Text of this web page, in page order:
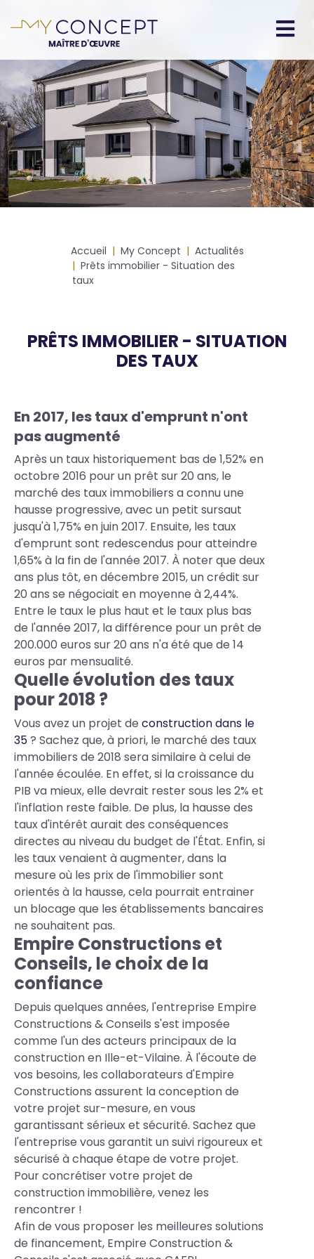
au
principal
principale
Fil
d'Ariane
Accueil My Concept
Actualités
Prêts immobilier - Situation des
taux
PRÊTS IMMOBILIER - SITUATION
DES TAUX
Body
En 2017, les taux d'emprunt n'ont
pas augmenté
Après un taux historiquement bas de 1,52% en
octobre 2016 pour un prêt sur 20 ans, le
marché des taux immobiliers a connu une
hausse progressive, avec un petit sursaut
jusqu'à 1,75% en juin 2017. Ensuite, les taux
d'emprunt sont redescendus pour atteindre
1,65% à la fin de l'année 2017. À noter que deux
ans plus tôt, en décembre 2015, un crédit sur
20 ans se négociait en moyenne à 2,44%.
Entre le taux le plus haut et le taux plus bas
de l'année 2017, la différence pour un prêt de
200.000 euros sur 20 ans n'a été que de 14
euros par mensualité.
Quelle évolution des taux
pour 2018 ?
Vous avez un projet de construction dans le
35? Sachez que, à priori, le marché des taux
immobiliers de 2018 sera similaire à celui de
l'année écoulée. En effet, si la croissance du
PIB va mieux, elle devrait rester sous les 2% et
l'inflation reste faible. De plus, la hausse des
taux d'intérêt aurait des conséquences
directes au niveau du budget de l'État. Enfin, si
les taux venaient à augmenter, dans la
mesure où les prix de l'immobilier sont
orientés à la hausse, cela pourrait entrainer
un blocage que les établissements bancaires
ne souhaitent pas.
Empire Constructions et
Conseils, le choix de la
confiance
Depuis quelques années, l'entreprise Empire
Constructions & Conseils s'est imposée
comme l'un des acteurs principaux de la
construction en Ille-et-Vilaine. À l'écoute de
vos besoins, les collaborateurs d'Empire
Constructions assurent la conception de
votre projet sur-mesure, en vous
garantissant sérieux et sécurité. Sachez que
l'entreprise vous garantit un suivi rigoureux et
sécurisé à chaque étape de votre projet.
Pour concrétiser votre projet de
construction immobilière, venez les
rencontrer !
Afin de vous proposer les meilleures solutions
de financement, Empire Construction &